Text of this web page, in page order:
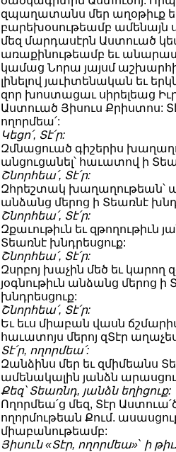
զպաղատանս մեր աղօթիւք
բարեխօսութեամբ ամենայն
մեզ մարդասէրն Աստուած
առաքինութեամբ եւ
կամաց Նորա յայսմ
լինելով յաւիտենական եւ
զոր խոստացաւ սիրելեաց
Աստուած Յիսուս Քրիստոս:
ողորմեա՛:
Կեցո՛, Տէ՛ր:
Զմնացուած գիշերիս
անցուցանել՝ հաւատով ի
Շնորհեա՛, Տէ՛ր:
Զհրեշտակ
անձանց մերոց ի Տեառնէ
Շնորհեա՛, Տէ՛ր:
Զքաւութիւն եւ զթողութիւն
Տեառնէ խնդրեսցուք:
Շնորհեա՛, Տէ՛ր:
Զսրբոյ խաչին մեծ եւ կարող
յօգնութիւն անձանց մերոց ի
խնդրեսցուք:
Շնորհեա՛, Տէ՛ր:
Եւ եւս միաբան վասն
հաւատոյս մերոյ զՏէր
Տէ՛ր, ողորմեա՛:
Զանձինս մեր եւ զմիմեանս
ամենակալին յանձն
Քեզ՝ Տեառնդ, յանձն եղիցուք:
Ողորմեա՛ց մեզ, Տէր
ողորմութեան Քում.
միաբանութեամբ:
Յիսուն «Տէր, ողորմեա»` ի